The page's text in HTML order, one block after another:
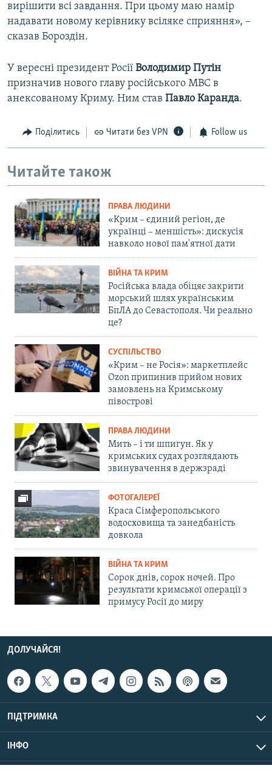
вирішити всі завдання. При цьому маю намір
надавати новому керівнику всіляке сприяння», –
сказав Бороздін.
У вересні президент Росії Володимир Путін
призначив нового главу російського МВС в
анексованому Криму. Ним став Павло Каранда.
Поділитись Читати без VPN Follow us
Читайте також
ПРАВА ЛЮДИНИ
«Крим – єдиний регіон, де
українці – меншість»: дискусія
навколо нової пам'ятної дати
ВІЙНА ТА КРИМ
Російська влада обіцяє закрити
морський шлях українським
БпЛА до Севастополя. Чи реально
це?
СУСПІЛЬСТВО
«Крим – не Росія»: маркетплейс
Ozon припинив прийом нових
замовлень на Кримському
півострові
ПРАВА ЛЮДИНИ
Мить – і ти шпигун. Як у
кримських судах розглядають
звинувачення в держзраді
ФОТОГАЛЕРЕЇ
Краса Сімферопольського
водосховища та занедбаність
довкола
ВІЙНА ТА КРИМ
Сорок днів, сорок ночей. Про
результати кримської операції з
примусу Росії до миру
ДОЛУЧАЙСЯ!
ПІДТРИМКА
ІНФО